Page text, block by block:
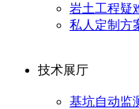
岩土工程疑
私人定制方
技术展厅
基坑自动监